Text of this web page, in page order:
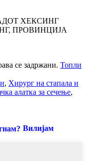
ХЕКСИНГ
ПРОВИНЦИЈА
се задржани. Топли
, Хирург на стапала и
алатка за сечење,
Вилијам